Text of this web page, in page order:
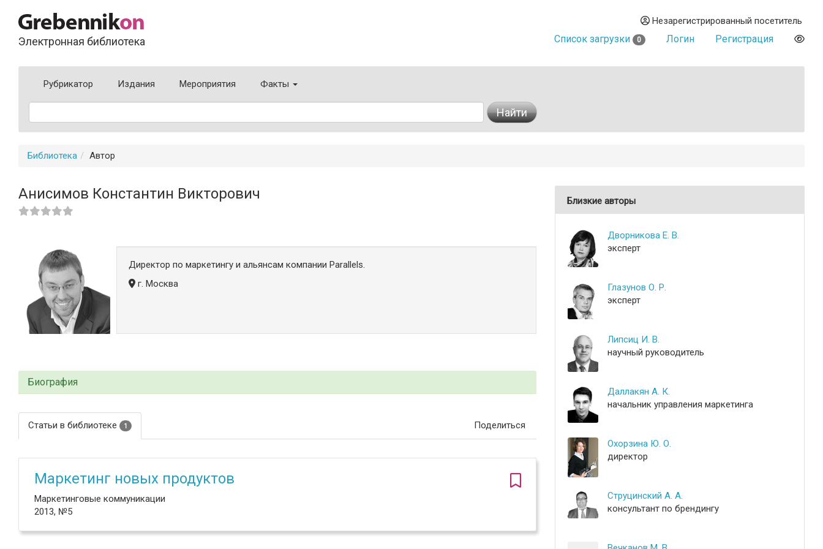
Электронная библиотека
Незарегистрированный посетитель
Список загрузки 0 Логин Регистрация
Рубрикатор Издания Мероприятия Факты
Найти
Библиотека Автор
Анисимов Константин Викторович
Директор по маркетингу и альянсам компании Parallels.
г. Москва
Биография
Статьи в библиотеке 1 Поделиться
Маркетинг новых продуктов
Маркетинговые коммуникации
2013, №5
Близкие авторы
Дворникова Е. В.
эксперт
Глазунов О. Р.
эксперт
Липсиц И. В.
научный руководитель
Даллакян А. К.
начальник управления маркетинга
Охорзина Ю. О.
директор
Струцинский А. А.
консультант по брендингу